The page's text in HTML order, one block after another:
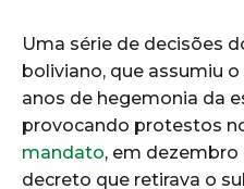
Uma série de decisões
boliviano, que assumiu
anos de hegemonia da
provocando protestos
mandato, em dezembro
decreto que retirava o